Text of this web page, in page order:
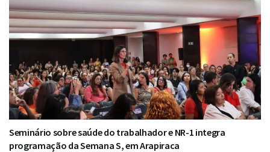
Seminário sobre saúde do trabalhador e NR-1 integra
programação da Semana S, em Arapiraca